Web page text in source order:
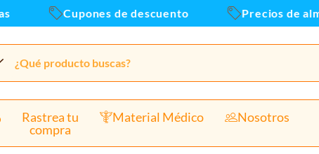
Cupones de descuento Precios de
Rastrea tu
compra
Material Médico Nosotros